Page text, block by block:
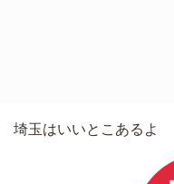
埼玉はいいとこあるよ